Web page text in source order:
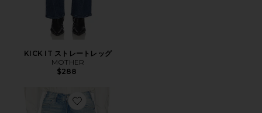
KICK IT ストレートレッグ
MOTHER
$288
Favorite HUSTLER ワイドレッグ